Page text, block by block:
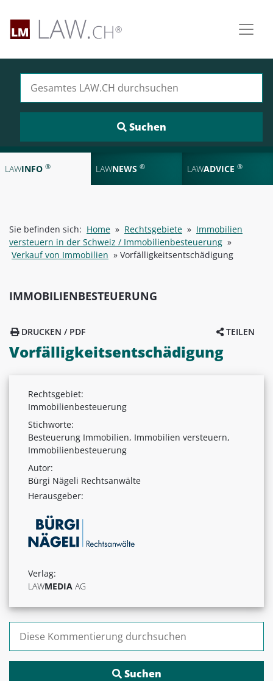
LAWINFO ® LAWNEWS ® LAWADVICE ®
Sie befinden sich: Home » Rechtsgebiete » Immobilien
versteuern in der Schweiz / Immobilienbesteuerung »
Verkauf von Immobilien » Vorfälligkeitsentschädigung
IMMOBILIENBESTEUERUNG
TEILEN
DRUCKEN / PDF
Vorfälligkeitsentschädigung
Rechtsgebiet:
Immobilienbesteuerung
Stichworte:
Besteuerung Immobilien, Immobilien versteuern,
Immobilienbesteuerung
Autor:
Bürgi Nägeli Rechtsanwälte
Herausgeber:
Verlag:
LAWMEDIA AG
Suchen nach: